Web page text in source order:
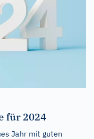
für 2024
Jahr mit guten